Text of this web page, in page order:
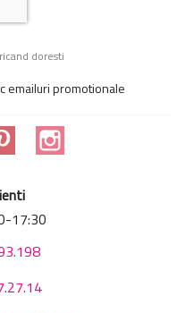
doresti
emailuri promotionale
Pinterest
17:30